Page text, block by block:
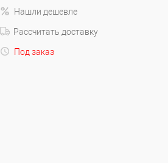
Нашли дешевле
Рассчитать доставку
Под заказ